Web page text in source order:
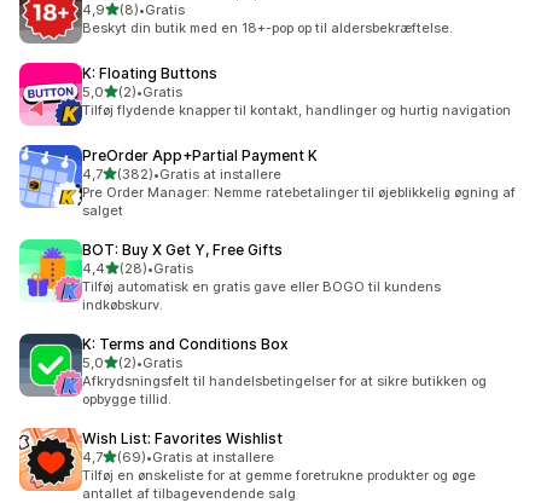
4,9ud af 5 stjerner
(8)
8 anmeldelser i alt
•Gratis
Beskyt din butik med en 18+-pop op til aldersbekræftelse.
K: Floating Buttons
5,0ud af 5 stjerner
(2)
2 anmeldelser i alt
•Gratis
Tilføj flydende knapper til kontakt, handlinger og hurtig navigation
PreOrder App+Partial Payment K
4,7ud af 5 stjerner
(382)
382 anmeldelser i alt
•Gratis at installere
Pre Order Manager: Nemme ratebetalinger til øjeblikkelig øgning af
salget
BOT: Buy X Get Y, Free Gifts
4,4ud af 5 stjerner
(28)
28 anmeldelser i alt
•Gratis
Tilføj automatisk en gratis gave eller BOGO til kundens
indkøbskurv.
K: Terms and Conditions Box
5,0ud af 5 stjerner
(2)
2 anmeldelser i alt
•Gratis
Afkrydsningsfelt til handelsbetingelser for at sikre butikken og
opbygge tillid.
Wish List: Favorites Wishlist
4,7ud af 5 stjerner
(69)
69 anmeldelser i alt
•Gratis at installere
Tilføj en ønskeliste for at gemme foretrukne produkter og øge
antallet af tilbagevendende salg